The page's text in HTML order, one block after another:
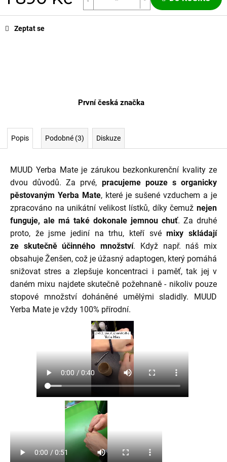
Zeptat se
První česká značka
Popis Podobné (3) Diskuze
MUUD Yerba Mate je zárukou bezkonkurenční kvality ze
dvou důvodů. Za prvé, pracujeme pouze s organicky
pěstovaným Yerba Mate, které je sušené vzduchem a je
zpracováno na unikátní velikost lístků, díky čemuž nejen
funguje, ale má také dokonale jemnou chuť. Za druhé
proto, že jsme jediní na trhu, kteří své mixy skládají
ze skutečně účinného množství. Když např. náš mix
obsahuje Ženšen, což je úžasný adaptogen, který pomáhá
snižovat stres a zlepšuje koncentraci i paměť, tak jej v
daném mixu najdete skutečně požehnaně - nikoliv pouze
stopové množství doháněné umělými sladidly. MUUD
Yerba Mate je vždy 100% přírodní.